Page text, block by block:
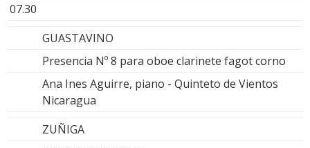
07.30
GUASTAVINO
Presencia Nº 8 para oboe clarinete fagot corno
Ana Ines Aguirre, piano - Quinteto de Vientos
Nicaragua
ZUÑIGA